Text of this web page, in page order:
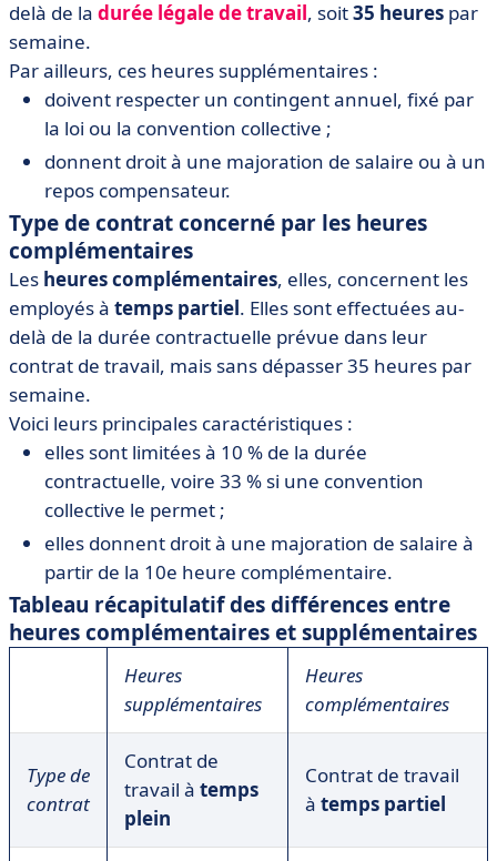
delà de la durée légale de travail, soit35 heures par
semaine.
Par ailleurs, ces heures supplémentaires :
doivent respecter un contingent annuel, fixé par
la loi ou la convention collective ;
donnent droit à une majoration de salaire ou à un
repos compensateur.
Type de contrat concerné par les heures
complémentaires
Les heures complémentaires, elles, concernent les
employés à temps partiel. Elles sont effectuées au-
delà de la durée contractuelle prévue dans leur
contrat de travail, mais sans dépasser 35 heures par
semaine.
Voici leurs principales caractéristiques :
elles sont limitées à 10 % de la durée
contractuelle, voire 33 % si une convention
collective le permet ;
elles donnent droit à une majoration de salaire à
partir de la 10e heure complémentaire.
Tableau récapitulatif des différences entre
heures complémentaires et supplémentaires
Heures
supplémentaires
Heures
complémentaires
Type de
contrat
Contrat de
travail à temps
plein
Contrat de travail
à temps partiel